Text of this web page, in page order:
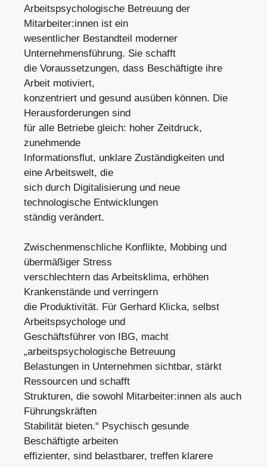
Arbeitspsychologische Betreuung der
Mitarbeiter:innen ist ein
wesentlicher Bestandteil moderner
Unternehmensführung. Sie schafft
die Voraussetzungen, dass Beschäftigte ihre
Arbeit motiviert,
konzentriert und gesund ausüben können. Die
Herausforderungen sind
für alle Betriebe gleich: hoher Zeitdruck,
zunehmende
Informationsflut, unklare Zuständigkeiten und
eine Arbeitswelt, die
sich durch Digitalisierung und neue
technologische Entwicklungen
ständig verändert.
Zwischenmenschliche Konflikte, Mobbing und
übermäßiger Stress
verschlechtern das Arbeitsklima, erhöhen
Krankenstände und verringern
die Produktivität. Für Gerhard Klicka, selbst
Arbeitspsychologe und
Geschäftsführer von IBG, macht
„arbeitspsychologische Betreuung
Belastungen in Unternehmen sichtbar, stärkt
Ressourcen und schafft
Strukturen, die sowohl Mitarbeiter:innen als auch
Führungskräften
Stabilität bieten.“ Psychisch gesunde
Beschäftigte arbeiten
effizienter, sind belastbarer, treffen klarere